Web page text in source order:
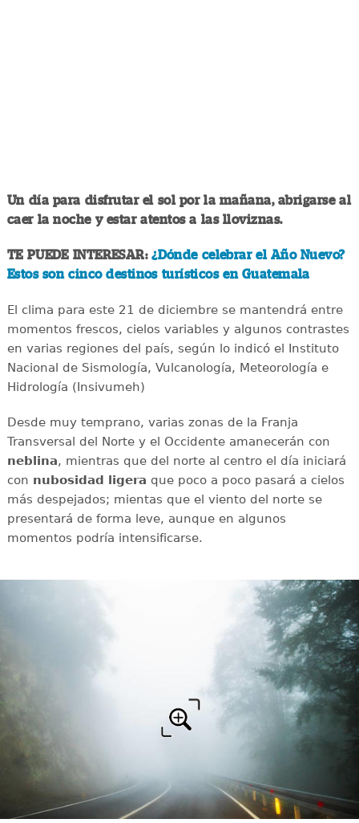
Un día para disfrutar el sol por la mañana, abrigarse al
caer la noche y estar atentos a las lloviznas.
TE PUEDE INTERESAR:¿Dónde celebrar el Año Nuevo?
Estos son cinco destinos turísticos en Guatemala
El clima para este 21 de diciembre se mantendrá entre
momentos frescos, cielos variables y algunos contrastes
en varias regiones del país, según lo indicó el Instituto
Nacional de Sismología, Vulcanología, Meteorología e
Hidrología (Insivumeh)
Desde muy temprano, varias zonas de la Franja
Transversal del Norte y el Occidente amanecerán con
neblina, mientras que del norte al centro el día iniciará
con nubosidad ligera que poco a poco pasará a cielos
más despejados; mientas que el viento del norte se
presentará de forma leve, aunque en algunos
momentos podría intensificarse.